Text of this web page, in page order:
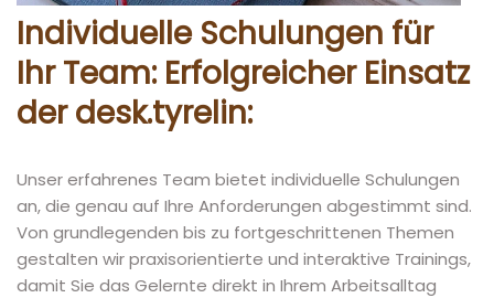
Individuelle Schulungen für
Ihr Team: Erfolgreicher Einsatz
der desk.tyrelin:
Unser erfahrenes Team bietet individuelle Schulungen
an, die genau auf Ihre Anforderungen abgestimmt sind.
Von grundlegenden bis zu fortgeschrittenen Themen
gestalten wir praxisorientierte und interaktive Trainings,
damit Sie das Gelernte direkt in Ihrem Arbeitsalltag